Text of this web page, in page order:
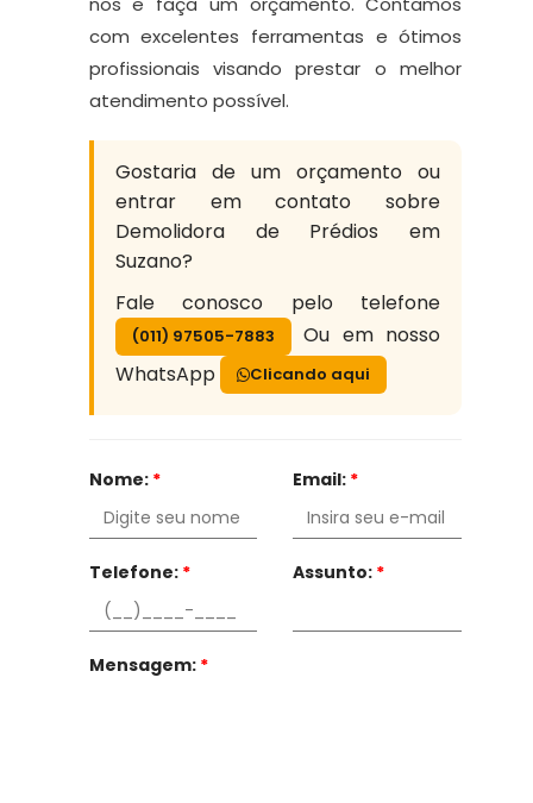
com excelentes ferramentas e ótimos
profissionais visando prestar o melhor
atendimento possível.
Gostaria de um orçamento ou
entrar em contato sobre
Demolidora de Prédios em
Suzano?
Fale conosco pelo telefone
(011) 97505-7883
Ou em nosso
WhatsApp
Clicando aqui
Nome: * Email: *
Telefone: * Assunto: *
Mensagem: *